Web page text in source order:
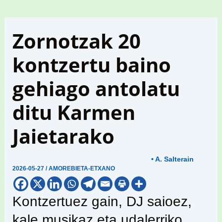
Zornotzak 20
kontzertu baino
gehiago antolatu
ditu Karmen
Jaietarako
2026-05-27/AMOREBIETA-ETXANO
• A. Salterain
Kontzertuez gain, DJ saioez,